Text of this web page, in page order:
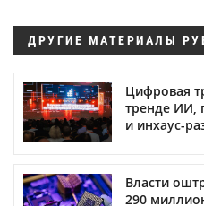
ДРУГИЕ МАТЕРИАЛЫ
Цифровая
тренде ИИ,
и инхаус-
Власти
290